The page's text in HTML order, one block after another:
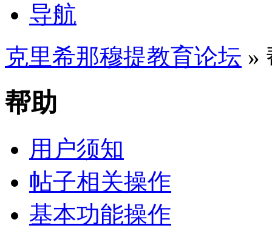
导航
克里希那穆提教育论坛 »
帮助
用户须知
帖子相关操作
基本功能操作